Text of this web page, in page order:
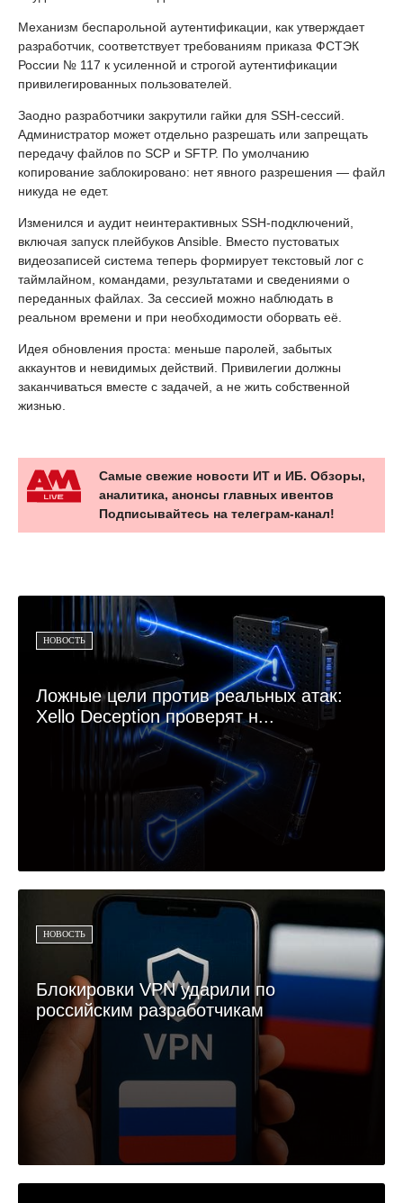
Механизм беспарольной аутентификации, как утверждает
разработчик, соответствует требованиям приказа ФСТЭК
России № 117 к усиленной и строгой аутентификации
привилегированных пользователей.
Заодно разработчики закрутили гайки для SSH-сессий.
Администратор может отдельно разрешать или запрещать
передачу файлов по SCP и SFTP. По умолчанию
копирование заблокировано: нет явного разрешения — файл
никуда не едет.
Изменился и аудит неинтерактивных SSH-подключений,
включая запуск плейбуков Ansible. Вместо пустоватых
видеозаписей система теперь формирует текстовый лог с
таймлайном, командами, результатами и сведениями о
переданных файлах. За сессией можно наблюдать в
реальном времени и при необходимости оборвать её.
Идея обновления проста: меньше паролей, забытых
аккаунтов и невидимых действий. Привилегии должны
заканчиваться вместе с задачей, а не жить собственной
жизнью.
Самые свежие новости ИТ и ИБ. Обзоры,
аналитика, анонсы главных ивентов
Подписывайтесь на телеграм-канал!
НОВОСТЬ
Ложные цели против реальных атак:
Xello Deception проверят н...
НОВОСТЬ
Блокировки VPN ударили по
российским разработчикам